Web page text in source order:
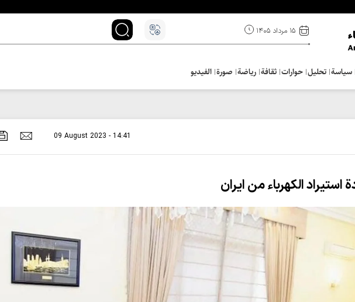
۱۵ مرداد ۱۴۰۵
سياسة تحلیل حوارات ثقافة رياضة صورة الفيديو
09 August 2023 - 14:41
استيراد الكهرباء من ايران